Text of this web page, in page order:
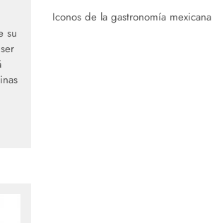
su
Iconos de la gastronomía mexicana